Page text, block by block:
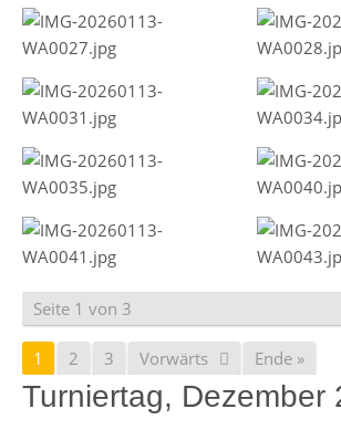
Seite 1 von 3
1 2 3 Vorwärts Ende »
Turniertag, Dezember